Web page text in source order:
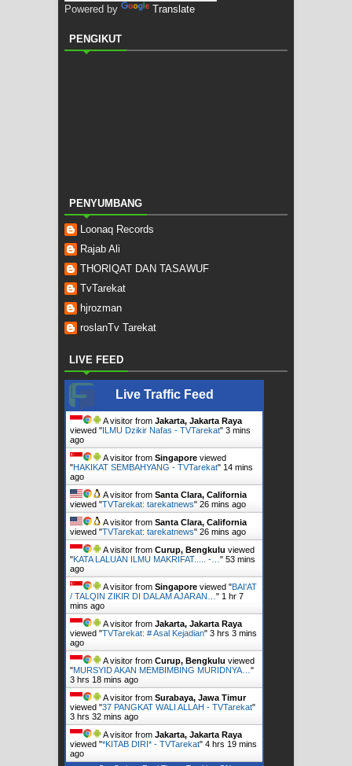
Powered by Translate
PENGIKUT
PENYUMBANG
Loonaq Records
Rajab Ali
THORIQAT DAN TASAWUF
TvTarekat
hjrozman
roslanTv Tarekat
LIVE FEED
Live Traffic Feed
A visitor from Jakarta, Jakarta Raya
viewed "ILMU Dzikir Nafas - TVTarekat" 3 mins
ago
A visitor from Singapore viewed
"HAKIKAT SEMBAHYANG - TVTarekat" 14 mins
ago
A visitor from Santa Clara, California
viewed "TVTarekat: tarekatnews" 26 mins ago
A visitor from Santa Clara, California
viewed "TVTarekat: tarekatnews" 26 mins ago
A visitor from Curup, Bengkulu viewed
"KATA LALUAN ILMU MAKRIFAT..... -… " 53 mins
ago
A visitor from Singapore viewed "BAI'AT
/ TALQIN ZIKIR DI DALAM AJARAN… " 1 hr 7
mins ago
A visitor from Jakarta, Jakarta Raya
viewed "TVTarekat: # Asal Kejadian" 3 hrs 3 mins
ago
A visitor from Curup, Bengkulu viewed
"MURSYID AKAN MEMBIMBING MURIDNYA… "
3 hrs 18 mins ago
A visitor from Surabaya, Jawa Timur
viewed "37 PANGKAT WALI ALLAH - TVTarekat"
3 hrs 32 mins ago
A visitor from Jakarta, Jakarta Raya
viewed "*KITAB DIRI* - TVTarekat" 4 hrs 19 mins
ago